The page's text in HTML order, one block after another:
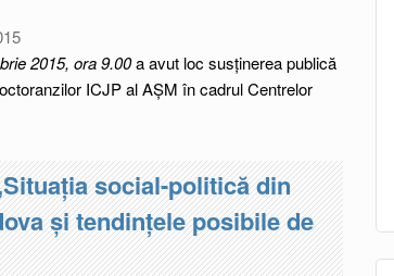
2015, ora 9.00a avut loc susținerea publică
ICJP al AȘM în cadrul Centrelor
social-politică din
şi tendinţele posibile de